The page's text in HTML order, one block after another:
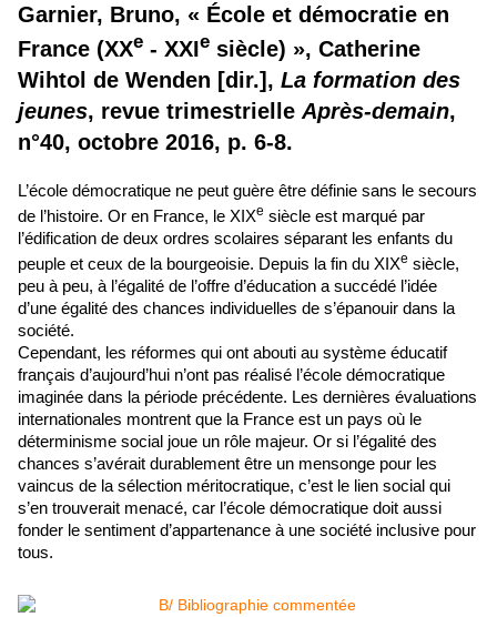
Garnier, Bruno, « École et démocratie en
France (XXe - XXIe siècle) », Catherine
Wihtol de Wenden [dir.], La formation des
jeunes, revue trimestrielle Après-demain,
n°40, octobre 2016, p. 6-8.
L’école démocratique ne peut guère être définie sans le secours
de l’histoire. Or en France, le XIXe siècle est marqué par
l’édification de deux ordres scolaires séparant les enfants du
peuple et ceux de la bourgeoisie. Depuis la fin du XIXe siècle,
peu à peu, à l’égalité de l’offre d’éducation a succédé l’idée
d’une égalité des chances individuelles de s’épanouir dans la
société.
Cependant, les réformes qui ont abouti au système éducatif
français d’aujourd’hui n’ont pas réalisé l’école démocratique
imaginée dans la période précédente. Les dernières évaluations
internationales montrent que la France est un pays où le
déterminisme social joue un rôle majeur. Or si l’égalité des
chances s’avérait durablement être un mensonge pour les
vaincus de la sélection méritocratique, c’est le lien social qui
s’en trouverait menacé, car l’école démocratique doit aussi
fonder le sentiment d’appartenance à une société inclusive pour
tous.